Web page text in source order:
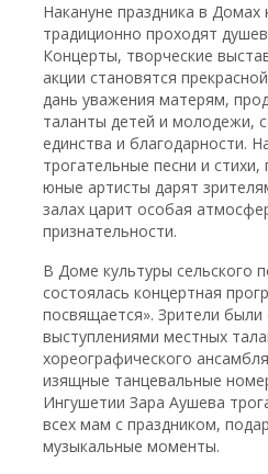
Накануне праздника в Домах
традиционно проходят
Концерты, творческие
акции становятся
дань уважения матерям,
таланты детей и молодежи,
единства и благодарности.
трогательные песни и
юные артисты дарят
залах царит особая
признательности.
В Доме культуры сельского
состоялась концертная
посвящается». Зрители
выступлениями местных
хореографического
изящные танцевальные
Ингушетии Зара Аушева
всех мам с праздником,
музыкальные моменты.